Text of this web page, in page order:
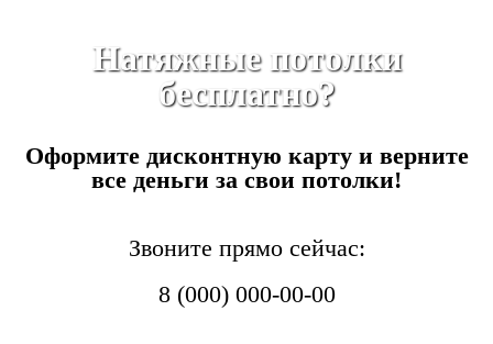
Натяжные потолки
бесплатно?
Оформите дисконтную картуи верните
все деньги за свои потолки!
Звоните прямо сейчас:
8 (000) 000-00-00